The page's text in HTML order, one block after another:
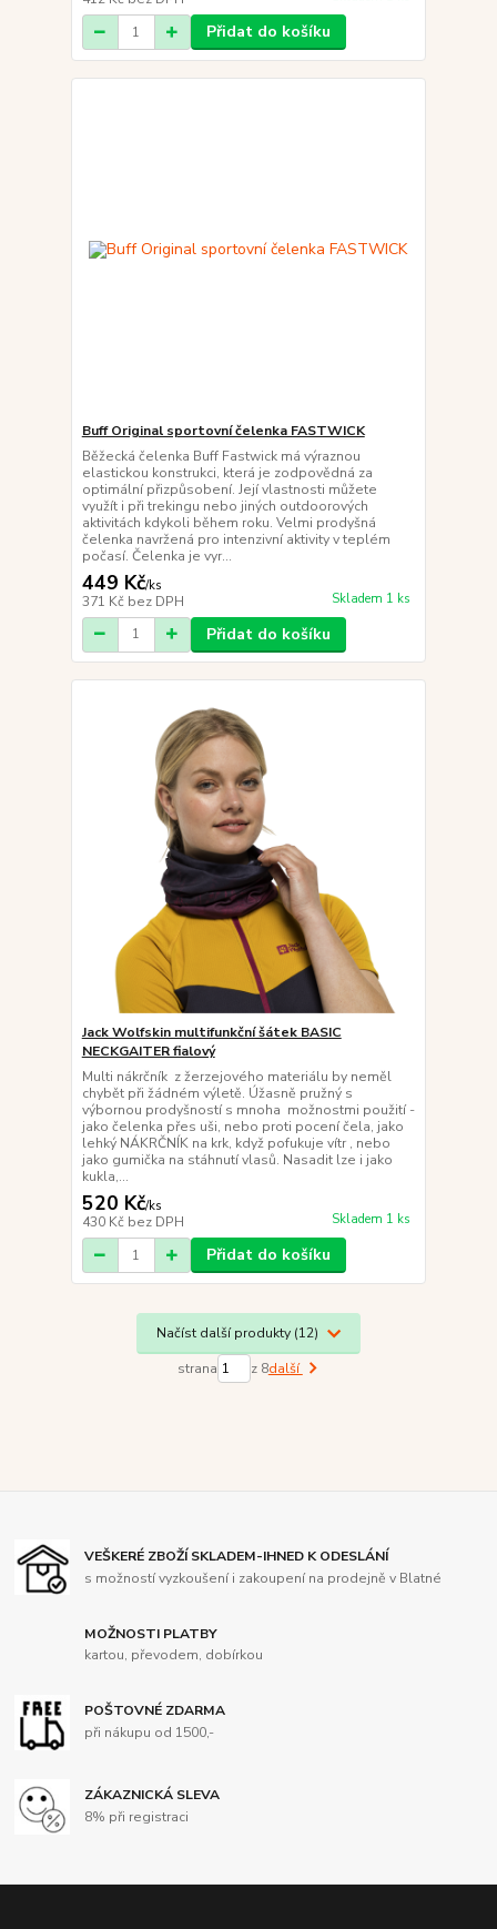
Přidat do košíku
Buff Original sportovní čelenka FASTWICK
Běžecká čelenka Buff Fastwick má výraznou
elastickou konstrukci, která je zodpovědná za
optimální přizpůsobení. Její vlastnosti můžete
využít i při trekingu nebo jiných outdoorových
aktivitách kdykoli během roku. Velmi prodyšná
čelenka navržená pro intenzivní aktivity v teplém
počasí. Čelenka je vyr...
449 Kč/ks
371 Kč bez DPH Skladem 1 ks
Přidat do košíku
Jack Wolfskin multifunkční šátek BASIC
NECKGAITER fialový
Multi nákrčník z žerzejového materiálu by neměl
chybět při žádném výletě. Úžasně pružný s
výbornou prodyšností s mnoha možnostmi použití -
jako čelenka přes uši, nebo proti pocení čela, jako
lehký NÁKRČNÍK na krk, když pofukuje vítr , nebo
jako gumička na stáhnutí vlasů. Nasadit lze i jako
kukla,...
520 Kč/ks
430 Kč bez DPH Skladem 1 ks
Přidat do košíku
Načíst další produkty (12)
strana z 8další
VEŠKERÉ ZBOŽÍ SKLADEM-IHNED K ODESLÁNÍ
s možností vyzkoušení i zakoupení na prodejně v Blatné
MOŽNOSTI PLATBY
kartou, převodem, dobírkou
POŠTOVNÉ ZDARMA
při nákupu od 1500,-
ZÁKAZNICKÁ SLEVA
8% při registraci